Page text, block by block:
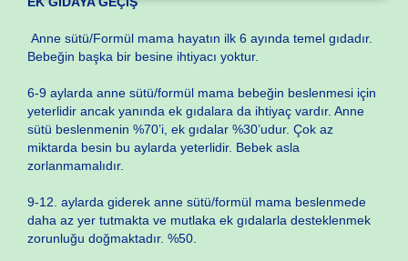
Anne sütü/Formül mama hayatın ilk 6 ayında temel gıdadır.
Bebeğin başka bir besine ihtiyacı yoktur.
6-9 aylarda anne sütü/formül mama bebeğin beslenmesi için
yeterlidir ancak yanında ek gıdalara da ihtiyaç vardır. Anne
sütü beslenmenin %70’i, ek gıdalar %30’udur. Çok az
miktarda besin bu aylarda yeterlidir. Bebek asla
zorlanmamalıdır.
9-12. aylarda giderek anne sütü/formül mama beslenmede
daha az yer tutmakta ve mutlaka ek gıdalarla desteklenmek
zorunluğu doğmaktadır. %50.